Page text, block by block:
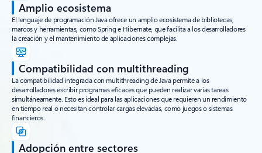
Amplio ecosistema
El lenguaje de programación Java ofrece un amplio ecosistema de bibliotecas,
marcos y herramientas, como Spring e Hibernate, que facilita a los desarrolladores
la creación y el mantenimiento de aplicaciones complejas.
Compatibilidad con multithreading
La compatibilidad integrada con multithreading de Java permite a los
desarrolladores escribir programas eficaces que pueden realizar varias tareas
simultáneamente. Esto es ideal para las aplicaciones que requieren un rendimiento
en tiempo real o necesitan controlar cargas elevadas, como juegos o sistemas
financieros.
Adopción entre sectores